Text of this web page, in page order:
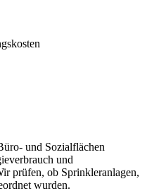
und Sozialflächen
und
prüfen, ob Sprinkleranlagen,
wurden.